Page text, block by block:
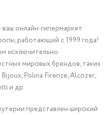
онлайн-гипермаркет
работающий с 1999 года!
исключительно
мировых брендов, таких
Polina Firenze, Alcozer,
и др.
представлен широкий